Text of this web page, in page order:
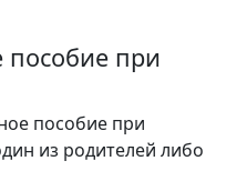
пособие при
пособие при
из родителей либо